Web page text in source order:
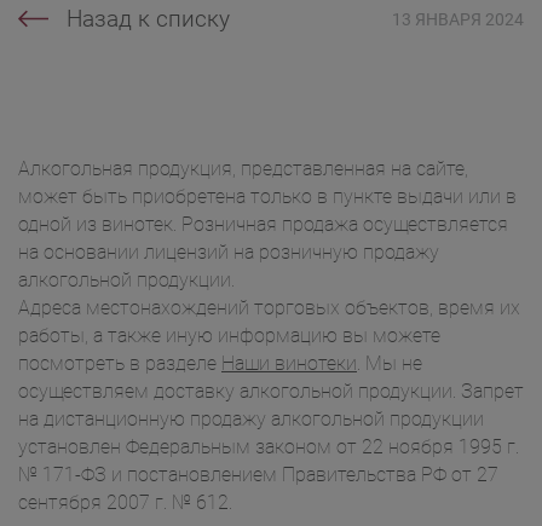
Назад к списку 13 ЯНВАРЯ 2024
Алкогольная продукция, представленная на сайте,
может быть приобретена только в пункте выдачи или в
одной из винотек. Розничная продажа осуществляется
на основании лицензий на розничную продажу
алкогольной продукции.
Адреса местонахождений торговых объектов, время их
работы, а также иную информацию вы можете
посмотреть в разделе Наши винотеки . Мы не
осуществляем доставку алкогольной продукции. Запрет
на дистанционную продажу алкогольной продукции
установлен Федеральным законом от 22 ноября 1995 г.
№ 171-ФЗ и постановлением Правительства РФ от 27
сентября 2007 г. № 612.